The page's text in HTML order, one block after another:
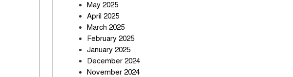
May 2025
April 2025
March 2025
February 2025
January 2025
December 2024
November 2024